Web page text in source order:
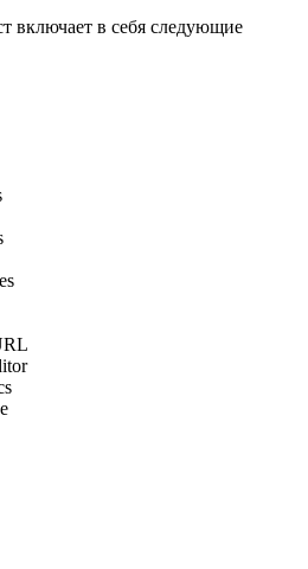
включает в себя следующие